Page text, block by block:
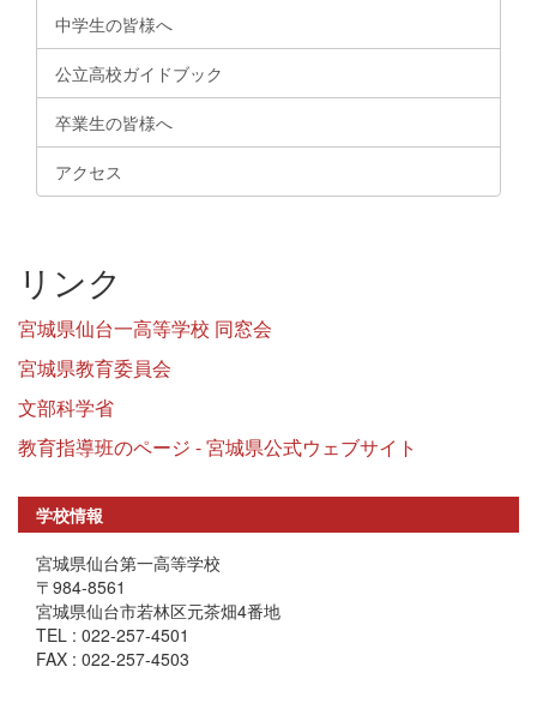
中学生の皆様へ
公立高校ガイドブック
卒業生の皆様へ
アクセス
リンク
宮城県仙台一高等学校 同窓会
宮城県教育委員会
文部科学省
教育指導班のページ - 宮城県公式ウェブサイト
学校情報
宮城県仙台第一高等学校
〒984-8561
宮城県仙台市若林区元茶畑4番地
TEL : 022-257-4501
FAX : 022-257-4503